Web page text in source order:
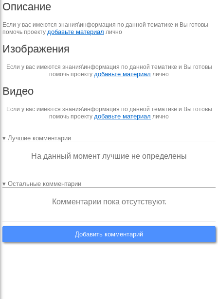
Описание
Если у вас имеются знания\информация по данной тематике и Вы готовы
помочь проекту добавьте материал лично
Изображения
Если у вас имеются знания\информация по данной тематике и Вы готовы
помочь проекту добавьте материал лично
Видео
Если у вас имеются знания\информация по данной тематике и Вы готовы
помочь проекту добавьте материал лично
▾ Лучшие комментарии
На данный момент лучшие не определены
▾ Остальные комментарии
Комментарии пока отсутствуют.
Добавить комментарий